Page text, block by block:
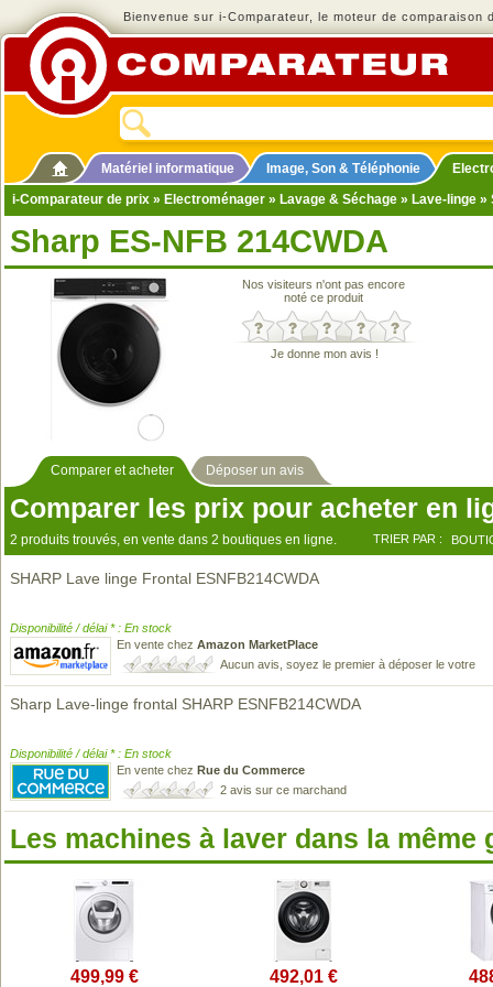
Bienvenue sur i-Comparateur, le moteur de comparaison
Matériel informatique Image, Son & Téléphonie
i-Comparateur de prix » Electroménager » Lavage & Séchage » Lave-linge »
Sharp ES-NFB 214CWDA
Nos visiteurs n'ont pas encore
noté ce produit
Je donne mon avis !
Comparer et acheter Déposer un avis
Comparer les prix pour acheter en
2 produits trouvés, en vente dans 2 boutiques en ligne. TRIER PAR :
SHARP Lave linge Frontal ESNFB214CWDA
Disponibilité / délai * : En stock
En vente chez Amazon MarketPlace
Aucun avis, soyez le premier à déposer le votre
Sharp Lave-linge frontal SHARP ESNFB214CWDA
Disponibilité / délai * : En stock
En vente chez Rue du Commerce
2 avis sur ce marchand
Les machines à laver dans la même
499,99 € 492,01 €